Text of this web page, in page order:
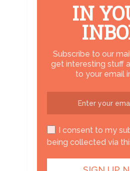
IN
Subscribe to our
get interesting stuff
to your email
I consent to my
being collected via